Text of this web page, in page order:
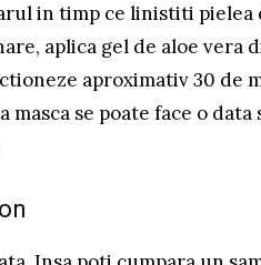
in timp ce linistiti pielea
aplica gel de aloe vera
aproximativ 30 de
se poate face o